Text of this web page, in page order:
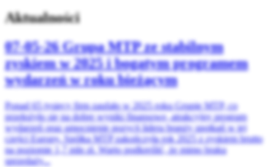
Aktualności
07-05-26Grupa MTP ze stabilnym
zyskiem w 2025 i bogatym programem
wydarzeń w roku bieżącym
Ponad 65 tysięcy firm zaufało w 2025 roku Grupie MTP, co
przełożyło się na dobre wyniki finansowe, atrakcyjny program
wydarzeń oraz umocnienie pozycji lidera branży spotkań w tej
części Europy. Spółka MTP zakończyła rok 2025 z zyskiem brutto
na poziomie 1,7 mln zł. Warto podkreślić, że mimo braku
sprzedaży...